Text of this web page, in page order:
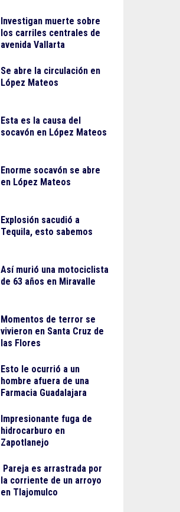
Investigan muerte sobre
los carriles centrales de
avenida Vallarta
Se abre la circulación en
López Mateos
Esta es la causa del
socavón en López Mateos
Enorme socavón se abre
en López Mateos
Explosión sacudió a
Tequila, esto sabemos
Así murió una motociclista
de 63 años en Miravalle
Momentos de terror se
vivieron en Santa Cruz de
las Flores
Esto le ocurrió a un
hombre afuera de una
Farmacia Guadalajara
Impresionante fuga de
hidrocarburo en
Zapotlanejo
Pareja es arrastrada por
la corriente de un arroyo
en Tlajomulco